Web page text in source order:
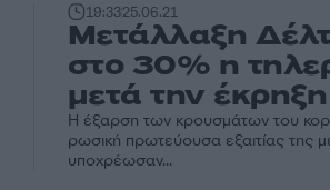
19:3325.06.21
Μετάλλαξη
στο 30% η
μετά την
Η έξαρση των κρουσμάτων του
ρωσική πρωτεύουσα εξαιτίας της
υποχρέωσαν...